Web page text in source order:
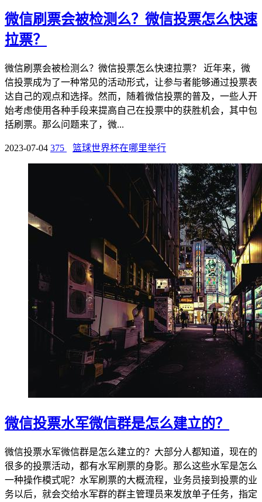
微信刷票会被检测么？微信投票怎么快速
拉票？
微信刷票会被检测么？微信投票怎么快速拉票？ 近年来，微
信投票成为了一种常见的活动形式，让参与者能够通过投票表
达自己的观点和选择。然而，随着微信投票的普及，一些人开
始考虑使用各种手段来提高自己在投票中的获胜机会，其中包
括刷票。那么问题来了，微...
2023-07-04 375 篮球世界杯在哪里举行
微信投票水军微信群是怎么建立的？
微信投票水军微信群是怎么建立的？大部分人都知道，现在的
很多的投票活动，都有水军刷票的身影。那么这些水军是怎么
一种操作模式呢？水军刷票的大概流程，业务员接到投票的业
务以后，就会交给水军群的群主管理员来发放单子任务，指定